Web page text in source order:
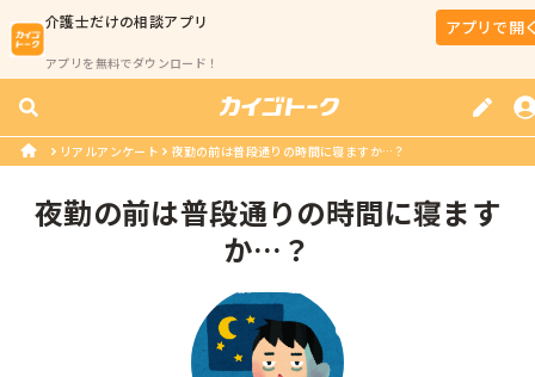
介護士だけの相談アプリ
アプリを無料でダウンロード！
アプリで開
リアルアンケート 夜勤の前は普段通りの時間に寝ますか…？
夜勤の前は普段通りの時間に寝ます
か…？